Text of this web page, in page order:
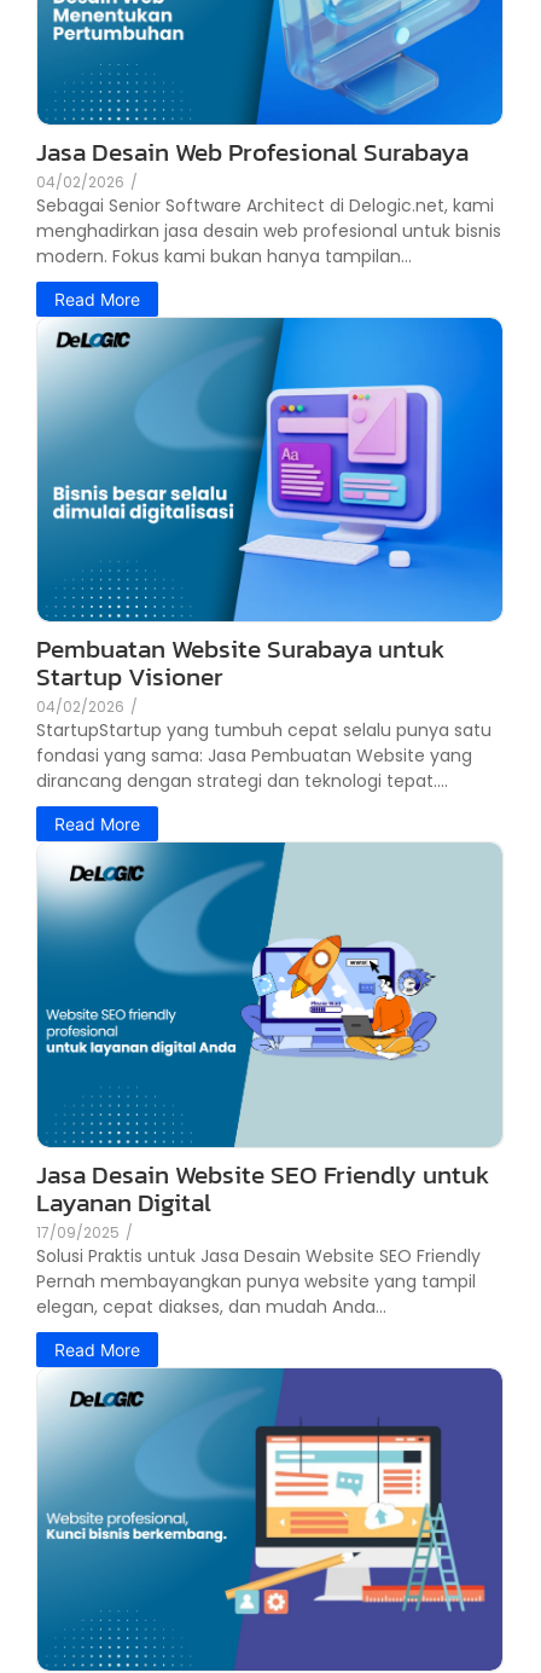
Jasa Desain Web Profesional Surabaya
04/02/2026 /
Sebagai Senior Software Architect di Delogic.net, kami
menghadirkan jasa desain web profesional untuk bisnis
modern. Fokus kami bukan hanya tampilan...
Read More
Pembuatan Website Surabaya untuk
Startup Visioner
04/02/2026 /
StartupStartup yang tumbuh cepat selalu punya satu
fondasi yang sama: Jasa Pembuatan Website yang
dirancang dengan strategi dan teknologi tepat....
Read More
Jasa Desain Website SEO Friendly untuk
Layanan Digital
17/09/2025 /
Solusi Praktis untuk Jasa Desain Website SEO Friendly
Pernah membayangkan punya website yang tampil
elegan, cepat diakses, dan mudah Anda...
Read More